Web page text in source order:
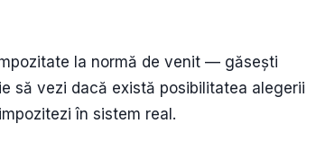
la normă de venit — găsești
să vezi dacă există posibilitatea alegerii
în sistem real.